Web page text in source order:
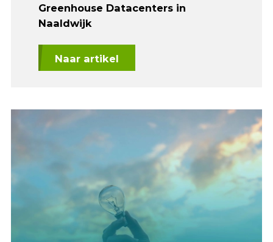
Greenhouse Datacenters in
Naaldwijk
Naar artikel